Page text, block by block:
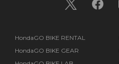
HondaGO BIKE RENTAL
HondaGO BIKE GEAR